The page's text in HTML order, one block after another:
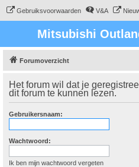
Gebruiksvoorwaarden V&A
Mitsubishi
Forumoverzicht
Het forum wil dat je
dit forum te kunnen lezen.
Gebruikersnaam:
Wachtwoord:
Ik ben mijn wachtwoord vergeten